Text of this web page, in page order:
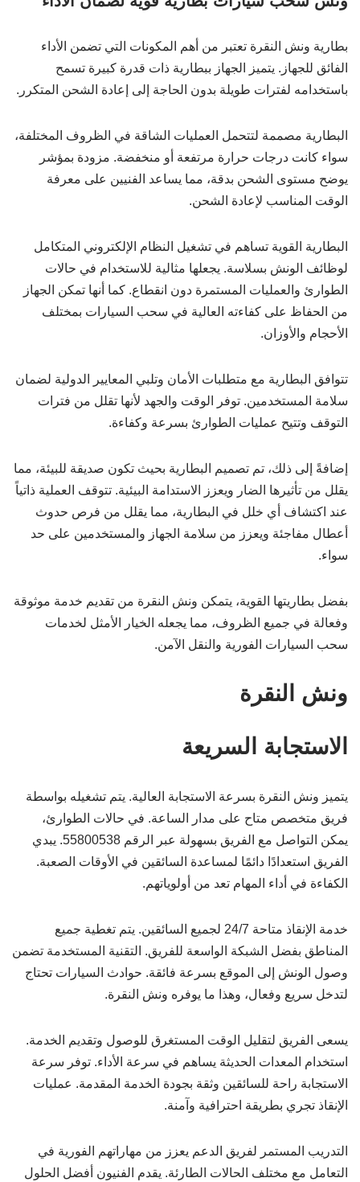
بطارية ونش النقرة تعتبر من أهم المكونات التي تضمن الأداء
الفائق للجهاز. يتميز الجهاز ببطارية ذات قدرة كبيرة تسمح
باستخدامه لفترات طويلة بدون الحاجة إلى إعادة الشحن المتكرر.
البطارية مصممة لتتحمل العمليات الشاقة في الظروف المختلفة،
سواء كانت درجات حرارة مرتفعة أو منخفضة. مزودة بمؤشر
يوضح مستوى الشحن بدقة، مما يساعد الفنيين على معرفة
الوقت المناسب لإعادة الشحن.
البطارية القوية تساهم في تشغيل النظام الإلكتروني المتكامل
لوظائف الونش بسلاسة. يجعلها مثالية للاستخدام في حالات
الطوارئ والعمليات المستمرة دون انقطاع. كما أنها تمكن الجهاز
من الحفاظ على كفاءته العالية في سحب السيارات بمختلف
الأحجام والأوزان.
تتوافق البطارية مع متطلبات الأمان وتلبي المعايير الدولية لضمان
سلامة المستخدمين. توفر الوقت والجهد لأنها تقلل من فترات
التوقف وتتيح عمليات الطوارئ بسرعة وكفاءة.
إضافةً إلى ذلك، تم تصميم البطارية بحيث تكون صديقة للبيئة، مما
يقلل من تأثيرها الضار ويعزز الاستدامة البيئية. تتوقف العملية ذاتياً
عند اكتشاف أي خلل في البطارية، مما يقلل من فرص حدوث
أعطال مفاجئة ويعزز من سلامة الجهاز والمستخدمين على حد
سواء.
بفضل بطاريتها القوية، يتمكن ونش النقرة من تقديم خدمة موثوقة
وفعالة في جميع الظروف، مما يجعله الخيار الأمثل لخدمات
سحب السيارات الفورية والنقل الآمن.
ونش النقرة
الاستجابة السريعة
يتميز ونش النقرة بسرعة الاستجابة العالية. يتم تشغيله بواسطة
فريق متخصص متاح على مدار الساعة. في حالات الطوارئ،
يمكن التواصل مع الفريق بسهولة عبر الرقم 55800538. يبدي
الفريق استعدادًا دائمًا لمساعدة السائقين في الأوقات الصعبة.
الكفاءة في أداء المهام تعد من أولوياتهم.
خدمة الإنقاذ متاحة 24/7 لجميع السائقين. يتم تغطية جميع
المناطق بفضل الشبكة الواسعة للفريق. التقنية المستخدمة تضمن
وصول الونش إلى الموقع بسرعة فائقة. حوادث السيارات تحتاج
لتدخل سريع وفعال، وهذا ما يوفره ونش النقرة.
يسعى الفريق لتقليل الوقت المستغرق للوصول وتقديم الخدمة.
استخدام المعدات الحديثة يساهم في سرعة الأداء. توفر سرعة
الاستجابة راحة للسائقين وثقة بجودة الخدمة المقدمة. عمليات
الإنقاذ تجري بطريقة احترافية وآمنة.
التدريب المستمر لفريق الدعم يعزز من مهاراتهم الفورية في
التعامل مع مختلف الحالات الطارئة. يقدم الفنيون أفضل الحلول